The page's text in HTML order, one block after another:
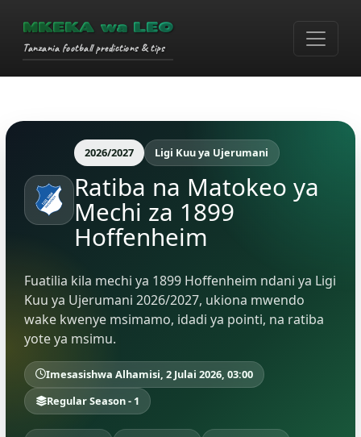
MKEKA wa LEO
Tanzania football predictions & tips
2026/2027 Ligi Kuu ya Ujerumani
Ratiba na Matokeo ya
Mechi za 1899
Hoffenheim
Fuatilia kila mechi ya 1899 Hoffenheim ndani ya Ligi
Kuu ya Ujerumani 2026/2027, ukiona mwendo
wake kwenye msimamo, idadi ya pointi, na ratiba
yote ya msimu.
Imesasishwa Alhamisi, 2 Julai 2026, 03:00
Regular Season - 1